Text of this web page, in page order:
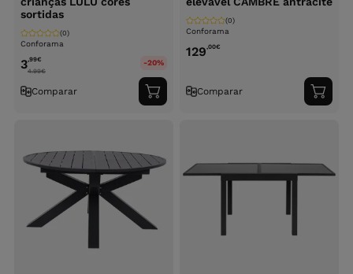
sortidas
Conforama
(0)
3,99€
4.99€
-20%
Comparar
Adicionar
ao
Conforama
(0)
129,00€
Comparar
ao